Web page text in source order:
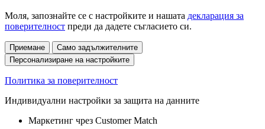
Моля, запознайте се с настройките и нашата декларация за
поверителност преди да дадете съгласието си.
Приемане
Само задължителните
Персонализиране на настройките
Политика за поверителност
Индивидуални настройки за защита на данните
Маркетинг чрез Customer Match